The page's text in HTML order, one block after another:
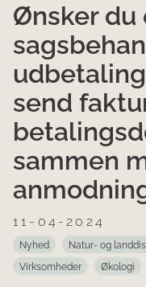
Ønsker du
send
sammen
11-04-2024
Nyhed Natur- og
Virksomheder
Økologi